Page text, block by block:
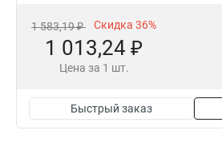
1 583,19 ₽ Скидка 36%
1 013,24 ₽
Цена за 1 шт.
Быстрый заказ